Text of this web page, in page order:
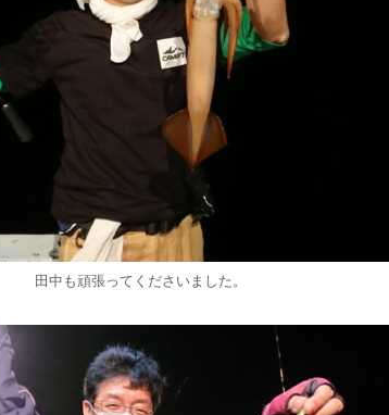
田中も頑張ってくださいました。